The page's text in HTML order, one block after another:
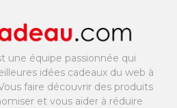
une équipe passionnée qui
idées cadeaux du web à
faire découvrir des produits
et vous aider à réduire